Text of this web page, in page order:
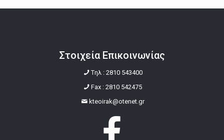
Στοιχεία Επικοινωνίας
Tηλ : 2810 543400
Fax : 2810 542475
kteoirak@otenet.gr